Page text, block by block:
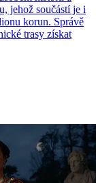
jehož součástí je i
korun. Správě
trasy získat